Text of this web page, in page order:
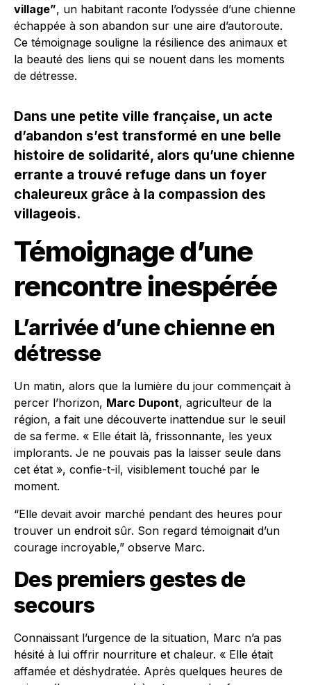
village”, un habitant raconte l’odyssée d’une chienne
échappée à son abandon sur une aire d’autoroute.
Ce témoignage souligne la résilience des animaux et
la beauté des liens qui se nouent dans les moments
de détresse.
Dans une petite ville française, un acte
d’abandon s’est transformé en une belle
histoire de solidarité, alors qu’une chienne
errante a trouvé refuge dans un foyer
chaleureux grâce à la compassion des
villageois.
Témoignage d’une
rencontre inespérée
L’arrivée d’une chienne en
détresse
Un matin, alors que la lumière du jour commençait à
percer l’horizon, Marc Dupont, agriculteur de la
région, a fait une découverte inattendue sur le seuil
de sa ferme. « Elle était là, frissonnante, les yeux
implorants. Je ne pouvais pas la laisser seule dans
cet état », confie-t-il, visiblement touché par le
moment.
“Elle devait avoir marché pendant des heures pour
trouver un endroit sûr. Son regard témoignait d’un
courage incroyable,” observe Marc.
Des premiers gestes de
secours
Connaissant l’urgence de la situation, Marc n’a pas
hésité à lui offrir nourriture et chaleur. « Elle était
affamée et déshydratée. Après quelques heures de